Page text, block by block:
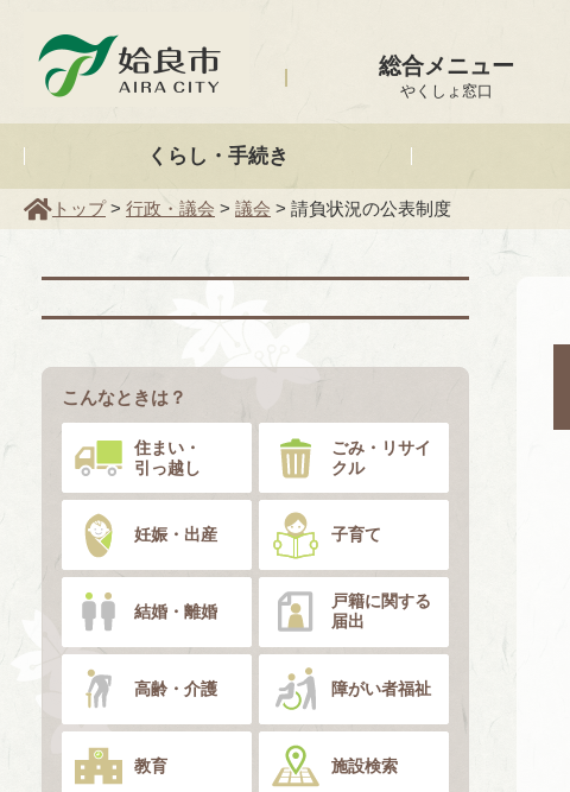
総合メニュー
やくしょ窓口
くらし・手続き
トップ> 行政・議会 > 議会 > 請負状況の公表制度
こんなときは？
住まい・
引っ越し
ごみ・リサイ
クル
妊娠・出産 子育て
結婚・離婚
戸籍に関する
届出
高齢・介護 障がい者福祉
教育 施設検索